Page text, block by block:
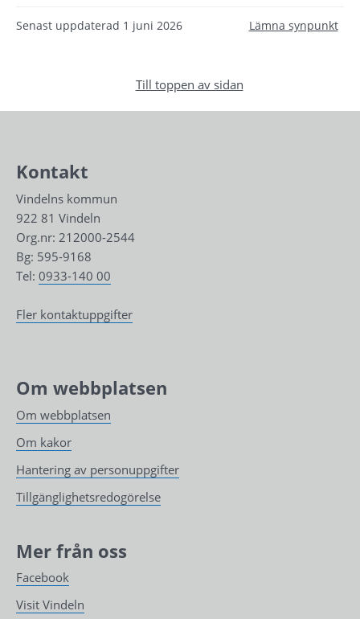
Senast uppdaterad 1 juni 2026 Lämna synpunkt
Till toppen av sidan
Kontakt
Vindelns kommun
922 81 Vindeln
Org.nr: 212000-2544
Bg: 595-9168
Tel: 0933-140 00
Fler kontaktuppgifter
Om webbplatsen
Om webbplatsen
Om kakor
Hantering av personuppgifter
Tillgänglighetsredogörelse
Mer från oss
Facebook
Visit Vindeln